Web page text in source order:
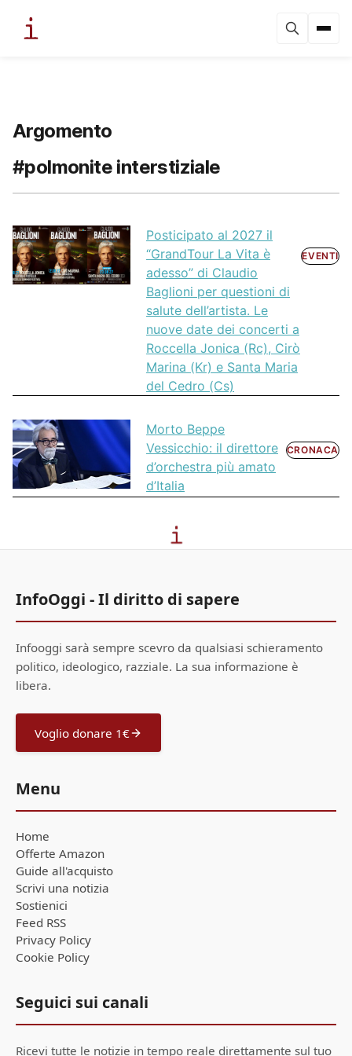
Argomento
#polmonite interstiziale
Posticipato al 2027 il
“GrandTour La Vita è
adesso” di Claudio
Baglioni per questioni di
salute dell’artista. Le
nuove date dei concerti a
Roccella Jonica (Rc), Cirò
Marina (Kr) e Santa Maria
del Cedro (Cs)
EVENTI
Morto Beppe
Vessicchio: il direttore
d’orchestra più amato
d’Italia
CRONACA
InfoOggi - Il diritto di sapere
Infooggi sarà sempre scevro da qualsiasi schieramento
politico, ideologico, razziale. La sua informazione è
libera.
Voglio donare 1€
Menu
Home
Offerte Amazon
Guide all'acquisto
Scrivi una notizia
Sostienici
Feed RSS
Privacy Policy
Cookie Policy
Seguici sui canali
Ricevi tutte le notizie in tempo reale direttamente sul tuo